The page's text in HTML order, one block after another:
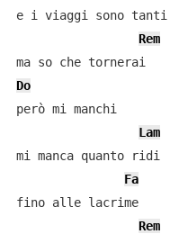
e i viaggi sono tanti
Rem
Do
però mi manchi
Lam
mi manca quanto ridi
Fa
fino alle lacrime
Rem